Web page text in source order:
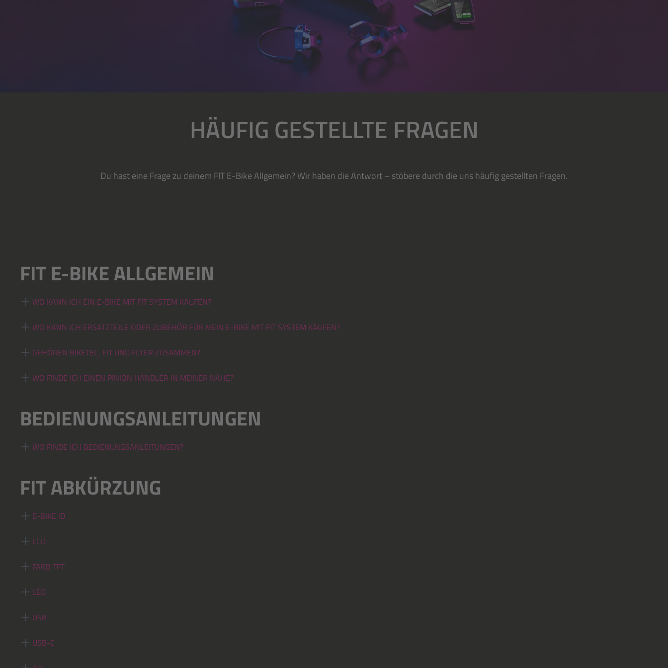
HÄUFIG GESTELLTE FRAGEN
Du hast eine Frage zu deinem FIT E-Bike Allgemein? Wir haben die Antwort – stöbere durch die uns häufig gestellten Fragen.
FIT E-BIKE ALLGEMEIN
WO KANN ICH EIN E-BIKE MIT FIT SYSTEM KAUFEN?
WO KANN ICH ERSATZTEILE ODER ZUBEHÖR FÜR MEIN E-BIKE MIT FIT SYSTEM KAUFEN?
GEHÖREN BIKETEC, FIT UND FLYER ZUSAMMEN?
WO FINDE ICH EINEN PINION HÄNDLER IN MEINER NÄHE?
BEDIENUNGSANLEITUNGEN
WO FINDE ICH BEDIENUNGSANLEITUNGEN?
FIT ABKÜRZUNG
E-BIKE ID
LCD
FARB TFT
LED
USB
USB-C